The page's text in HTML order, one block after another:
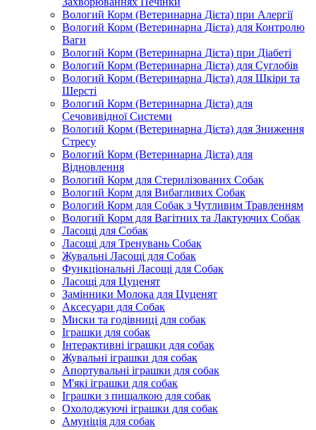
Вологий Корм (Ветеринарна Дієта) при Алергії
Вологий Корм (Ветеринарна Дієта) для Контролю
Ваги
Вологий Корм (Ветеринарна Дієта) при Діабеті
Вологий Корм (Ветеринарна Дієта) для Суглобів
Вологий Корм (Ветеринарна Дієта) для Шкіри та
Шерсті
Вологий Корм (Ветеринарна Дієта) для
Сечовивідної Системи
Вологий Корм (Ветеринарна Дієта) для Зниження
Стресу
Вологий Корм (Ветеринарна Дієта) для
Відновлення
Вологий Корм для Стерилізованих Собак
Вологий Корм для Вибагливих Собак
Вологий Корм для Собак з Чутливим Травленням
Вологий Корм для Вагітних та Лактуючих Собак
Ласощі для Собак
Ласощі для Тренувань Собак
Жувальні Ласощі для Собак
Функціональні Ласощі для Собак
Ласощі для Цуценят
Замінники Молока для Цуценят
Аксесуари для Собак
Миски та годівниці для собак
Іграшки для собак
Інтерактивні іграшки для собак
Жувальні іграшки для собак
Апортувальні іграшки для собак
М'які іграшки для собак
Іграшки з пищалкою для собак
Охолоджуючі іграшки для собак
Амуніція для собак